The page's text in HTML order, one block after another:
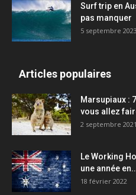
Surf trip en
pas manquer
5 septembre 2023
Articles populaires
Marsupiaux :
vous allez
2 septembre 2021
Le Working
une année
18 février 2022